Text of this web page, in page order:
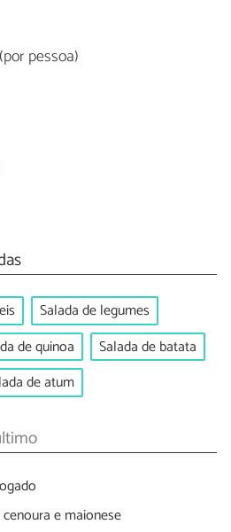
(por pessoa)
Salada de legumes
de quinoa
Salada de batata
de atum
e maionese